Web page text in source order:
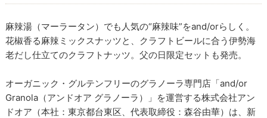
麻辣湯（マーラータン）でも人気の“麻辣味”をand/orらしく。
花椒香る麻辣ミックスナッツと、クラフトビールに合う伊勢海
老だし仕立てのクラフトナッツ。父の日限定セットも発売。
オーガニック・グルテンフリーのグラノーラ専門店「and/or
Granola（アンドオア グラノーラ）」を運営する株式会社アン
ドオア（本社：東京都台東区、代表取締役：森谷由華）は、新